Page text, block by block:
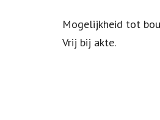
Mogelijkheid tot
Vrij bij akte.